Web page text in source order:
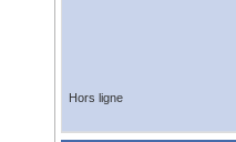
Hors ligne